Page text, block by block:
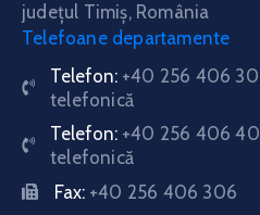
judeţul Timiş, România
Telefoane departamente
Telefon: +40 256 406
telefonică
Telefon: +40 256 406
telefonică
Fax: +40 256 406 306